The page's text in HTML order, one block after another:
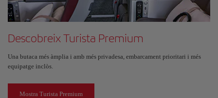
Descobreix Turista Premium
Una butaca més àmplia i amb més privadesa, embarcament prioritari i més
equipatge inclòs.
Mostra Turista Premium